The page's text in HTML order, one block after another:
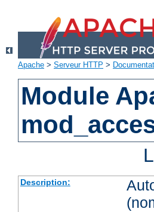
Apache > Serveur HTTP >
Module
Description: